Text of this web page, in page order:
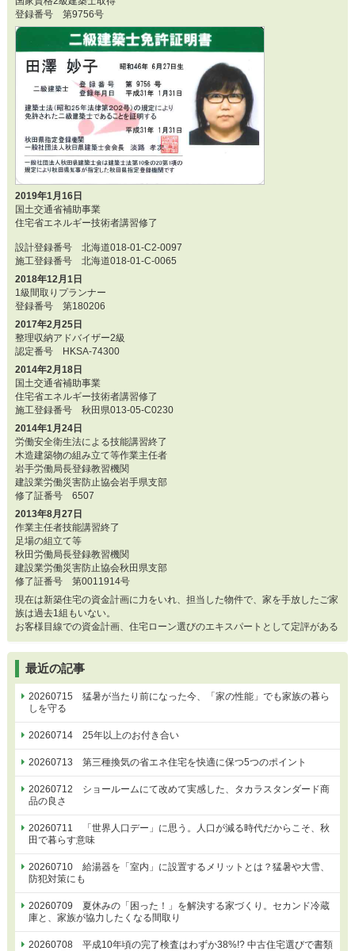
登録番号 第9756号
2019年1月16日
国土交通省補助事業
住宅省エネルギー技術者講習修了
設計登録番号 北海道018-01-C2-0097
施工登録番号 北海道018-01-C-0065
2018年12月1日
1級間取りプランナー
登録番号 第180206
2017年2月25日
整理収納アドバイザー2級
認定番号 HKSA-74300
2014年2月18日
国土交通省補助事業
住宅省エネルギー技術者講習修了
施工登録番号 秋田県013-05-C0230
2014年1月24日
労働安全衛生法による技能講習終了
木造建築物の組み立て等作業主任者
岩手労働局長登録教習機関
建設業労働災害防止協会岩手県支部
修了証番号 6507
2013年8月27日
作業主任者技能講習終了
足場の組立て等
秋田労働局長登録教習機関
建設業労働災害防止協会秋田県支部
修了証番号 第0011914号
現在は新築住宅の資金計画に力をいれ、担当した物件で、家を手放したご家
族は過去1組もいない。
お客様目線での資金計画、住宅ローン選びのエキスパートとして定評がある
最近の記事
20260715 猛暑が当たり前になった今、「家の性能」でも家族の暮ら
しを守る
20260714 25年以上のお付き合い
20260713 第三種換気の省エネ住宅を快適に保つ5つのポイント
20260712 ショールームにて改めて実感した、タカラスタンダード商
品の良さ
20260711 「世界人口デー」に思う。人口が減る時代だからこそ、秋
田で暮らす意味
20260710 給湯器を「室内」に設置するメリットとは？猛暑や大雪、
防犯対策にも
20260709 夏休みの「困った！」を解決する家づくり。セカンド冷蔵
庫と、家族が協力したくなる間取り
20260708 平成10年頃の完了検査はわずか38%!? 中古住宅選びで書類